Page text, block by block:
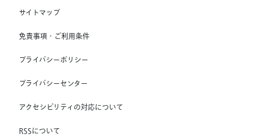
(株) スタッフサービス・ホールディングス
Unique NV
Staffmark Group, LLC
The CSI Companies, Inc.
サイトマップ
免責事項・ご利用条件
プライバシーポリシー
プライバシーセンター
アクセシビリティの対応について
RSSについて